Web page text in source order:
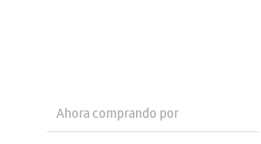
Ahora comprando por